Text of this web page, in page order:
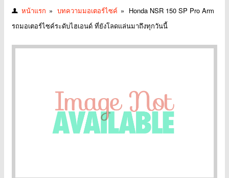
หน้าแรก » บทความมอเตอร์ไซค์ » Honda NSR 150 SP Pro Arm
รถมอเตอร์ไซค์ระดับไฮเอนด์ ที่ยังโลดแล่นมาถึงทุกวันนี้